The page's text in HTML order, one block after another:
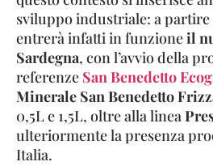
sviluppo industriale: a partire
entrerà infatti in funzioneil
Sardegna, con l’avvio della
referenze San Benedetto
Minerale San Benedetto
0,5L e 1,5L, oltre alla linea
ulteriormente la presenza
Italia.